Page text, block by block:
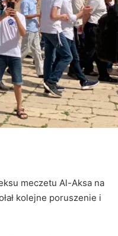
meczetu Al-Aksa na
kolejne poruszenie i